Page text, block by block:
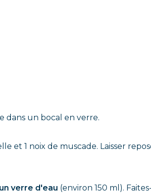
dans un bocal en verre.
et 1 noix de muscade. Laisser
verre d'eau (environ 150 ml).